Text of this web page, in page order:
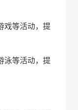
戏等活动，提
泳等活动，提